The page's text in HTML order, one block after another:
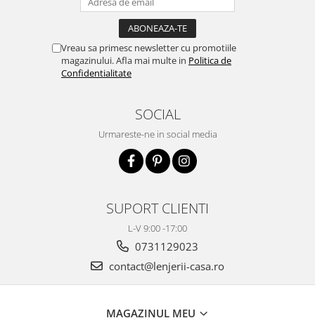
Vreau sa primesc newsletter cu promotiile
magazinului. Afla mai multe in Politica de
Confidentialitate
SOCIAL
Urmareste-ne in social media
SUPORT CLIENTI
L-V 9:00 -17:00
0731129023
contact@lenjerii-casa.ro
MAGAZINUL MEU